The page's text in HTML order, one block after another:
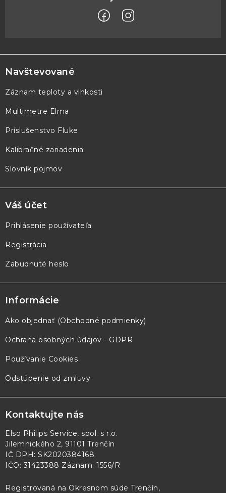
á
p
ä
e
Navštevované
Záznam teploty a vlhkosti
Multimetre Elma
Príslušenstvo Fluke
Kalibračné zariadenia
Slovník pojmov
Váš účet
Prihlásenie používateľa
Registrácia
Zabudnuté heslo
Informácie
Ako objednať (Obchodné podmienky)
Ochrana osobných údajov - GDPR
Používanie Cookies
Odstúpenie od zmluvy
Kontaktujte nás
Elso Philips Service, spol. s r.o.
Jilemnického 2, 91101 Trenčín
IČ DPH: SK2020384168
IČO: 31423388 Záznam: 1556/R
Registrovaná na Okresnom súde Trenčín,